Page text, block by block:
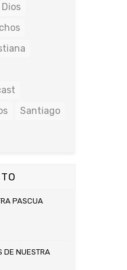
Santiago
PASCUA
DE NUESTRA